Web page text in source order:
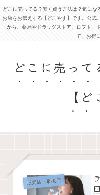
どこに売ってる？安く買う方法は？気に
お店をお伝えする【どこやす】です。公式
から、薬局やドラッグストア、ロフト、
て、お得
どこに売って
【ど
販売店・取扱店